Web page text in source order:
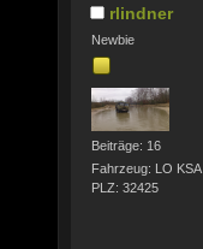
rlindner
Newbie
Beiträge: 16
Fahrzeug: LO KSA
PLZ: 32425